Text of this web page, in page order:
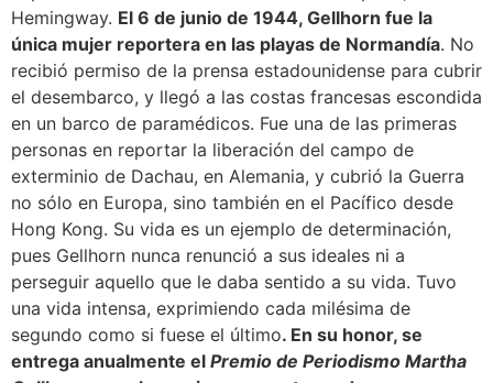
Hemingway. El 6 de junio de 1944, Gellhorn fue la
única mujer reportera en las playas de Normandía. No
recibió permiso de la prensa estadounidense para cubrir
el desembarco, y llegó a las costas francesas escondida
en un barco de paramédicos. Fue una de las primeras
personas en reportar la liberación del campo de
exterminio de Dachau, en Alemania, y cubrió la Guerra
no sólo en Europa, sino también en el Pacífico desde
Hong Kong. Su vida es un ejemplo de determinación,
pues Gellhorn nunca renunció a sus ideales ni a
perseguir aquello que le daba sentido a su vida. Tuvo
una vida intensa, exprimiendo cada milésima de
segundo como si fuese el último. En su honor, se
entrega anualmente el Premio de Periodismo Martha